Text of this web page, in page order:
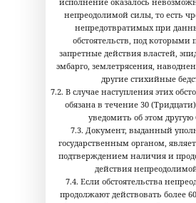
непреодолимой силы, то есть
непредотвратимых при
обстоятельств, под которыми
запретные действия властей,
эмбарго, землетрясения,
другие стихийные
7.2. В случае наступления этих
обязана в течение 30
уведомить об этом другую
7.3. Документ, выданный
государственным органом,
подтверждением наличия и
действия
7.4. Если обстоятельства
продолжают действовать более